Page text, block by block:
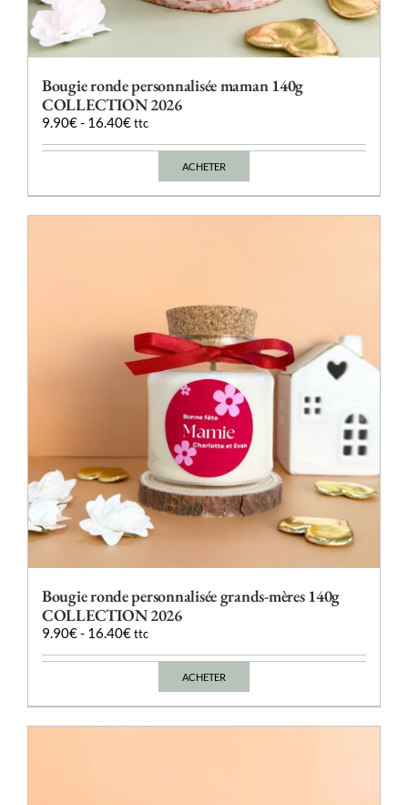
Bougie ronde personnalisée maman 140g
COLLECTION 2026
9.90€- 16.40€ ttc
ACHETER
Ce
être
choisies
sur
la
page
du
produit
Bougie ronde personnalisée grands-mères 140g
COLLECTION 2026
9.90€- 16.40€ ttc
ACHETER
Ce